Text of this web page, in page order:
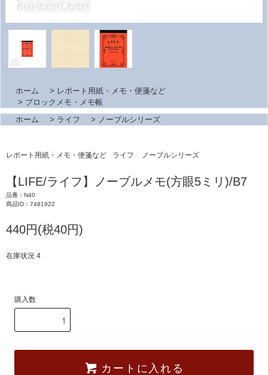
ホーム > レポート用紙・メモ・便箋など
> ブロックメモ・メモ帳
ホーム
> ライフ > ノーブルシリーズ
レポート用紙・メモ・便箋など ライフ ノーブルシリーズ
【LIFE/ライフ】ノーブルメモ(方眼5ミリ)/B7
品番：N40
商品ID：7481922
440円(税40円)
在庫状況 4
購入数
カートに入れる